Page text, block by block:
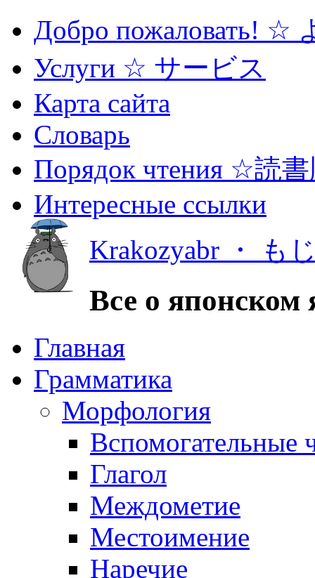
Добро пожаловать! ☆
Услуги ☆ サービス
Карта сайта
Словарь
Порядок чтения ☆読
Интересные ссылки
Krakozyabr ・ も
Все о японском
Главная
Грамматика
Морфология
Вспомогательные
Глагол
Междометие
Местоимение
Наречие